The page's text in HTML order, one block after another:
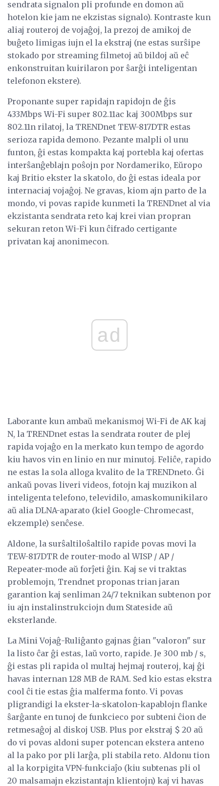
sendrata signalon pli profunde en domon aŭ
hotelon kie jam ne ekzistas signalo). Kontraste kun
aliaj routeroj de vojaĝoj, la prezoj de amikoj de
buĝeto limigas iujn el la ekstraj (ne estas surŝipe
stokado por streaming filmetoj aŭ bildoj aŭ eĉ
enkonstruitan kuirilaron por ŝarĝi inteligentan
telefonon ekstere).
Proponante super rapidajn rapidojn de ĝis
433Mbps Wi-Fi super 802.11ac kaj 300Mbps sur
802.11n rilatoj, la TRENDnet TEW-817DTR estas
serioza rapida demono. Pezante malpli ol unu
funton, ĝi estas kompakta kaj portebla kaj ofertas
interŝanĝeblajn poŝojn por Nordameriko, Eŭropo
kaj Britio ekster la skatolo, do ĝi estas ideala por
internaciaj vojaĝoj. Ne gravas, kiom ajn parto de la
mondo, vi povas rapide kunmeti la TRENDnet al via
ekzistanta sendrata reto kaj krei vian propran
sekuran reton Wi-Fi kun ĉifrado certigante
privatan kaj anonimecon.
ad
Laborante kun ambaŭ mekanismoj Wi-Fi de AK kaj
N, la TRENDnet estas la sendrata router de plej
rapida vojaĝo en la merkato kun tempo de agordo
kiu havos vin en linio en nur minutoj. Feliĉe, rapido
ne estas la sola alloga kvalito de la TRENDneto. Ĝi
ankaŭ povas liveri videos, fotojn kaj muzikon al
inteligenta telefono, televidilo, amaskomunikilaro
aŭ alia DLNA-aparato (kiel Google-Chromecast,
ekzemple) senĉese.
Aldone, la surŝaltiloŝaltilo rapide povas movi la
TEW-817DTR de router-modo al WISP / AP /
Repeater-mode aŭ forĵeti ĝin. Kaj se vi traktas
problemojn, Trendnet proponas trian jaran
garantion kaj senliman 24/7 teknikan subtenon por
iu ajn instalinstrukciojn dum Stateside aŭ
eksterlande.
La Mini Vojaĝ-Ruliĝanto gajnas ĝian "valoron" sur
la listo ĉar ĝi estas, laŭ vorto, rapide. Je 300 mb / s,
ĝi estas pli rapida ol multaj hejmaj routeroj, kaj ĝi
havas internan 128 MB de RAM. Sed kio estas ekstra
cool ĉi tie estas ĝia malferma fonto. Vi povas
pligrandigi la ekster-la-skatolon-kapablojn flanke
ŝarĝante en tunoj de funkcieco por subteni ĉion de
retmesaĝoj al diskoj USB. Plus por ekstraj $ 20 aŭ
do vi povas aldoni super potencan ekstera anteno
al la pako por pli larĝa, pli stabila reto. Aldonu tion
al la korpigita VPN-funkciaĵo (kiu subtenas pli ol
20 malsamajn ekzistantajn klientojn) kaj vi havas